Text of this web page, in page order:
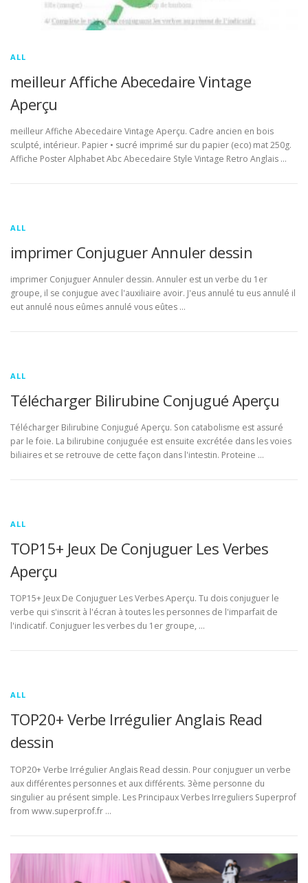
ALL
meilleur Affiche Abecedaire Vintage
Aperçu
meilleur Affiche Abecedaire Vintage Aperçu. Cadre ancien en bois
sculpté, intérieur. Papier • sucré imprimé sur du papier (eco) mat 250g.
Affiche Poster Alphabet Abc Abecedaire Style Vintage Retro Anglais …
ALL
imprimer Conjuguer Annuler dessin
imprimer Conjuguer Annuler dessin. Annuler est un verbe du 1er
groupe, il se conjugue avec l'auxiliaire avoir. J'eus annulé tu eus annulé il
eut annulé nous eûmes annulé vous eûtes …
ALL
Télécharger Bilirubine Conjugué Aperçu
Télécharger Bilirubine Conjugué Aperçu. Son catabolisme est assuré
par le foie. La bilirubine conjuguée est ensuite excrétée dans les voies
biliaires et se retrouve de cette façon dans l'intestin. Proteine …
ALL
TOP15+ Jeux De Conjuguer Les Verbes
Aperçu
TOP15+ Jeux De Conjuguer Les Verbes Aperçu. Tu dois conjuguer le
verbe qui s'inscrit à l'écran à toutes les personnes de l'imparfait de
l'indicatif. Conjuguer les verbes du 1er groupe, …
ALL
TOP20+ Verbe Irrégulier Anglais Read
dessin
TOP20+ Verbe Irrégulier Anglais Read dessin. Pour conjuguer un verbe
aux différentes personnes et aux différents. 3ème personne du
singulier au présent simple. Les Principaux Verbes Irreguliers Superprof
from www.superprof.fr …